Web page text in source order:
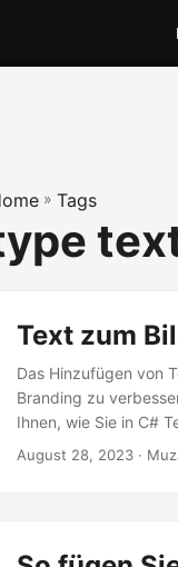
» Tags
Text zum
Das Hinzufügen von
Branding zu
Ihnen, wie Sie in C#
August 28, 2023 ·